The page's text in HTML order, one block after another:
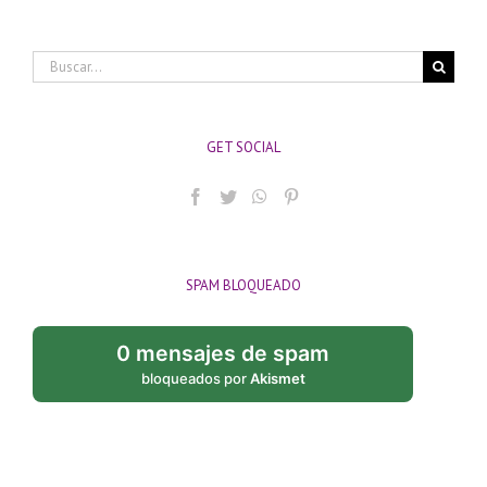
Buscar:
GET SOCIAL
SPAM BLOQUEADO
0 mensajes de spam
bloqueados porAkismet